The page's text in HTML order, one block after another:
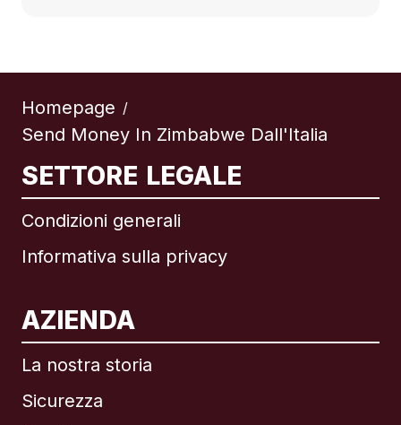
Homepage /
Send Money In Zimbabwe Dall'Italia
SETTORE LEGALE
Condizioni generali
Informativa sulla privacy
AZIENDA
La nostra storia
Sicurezza